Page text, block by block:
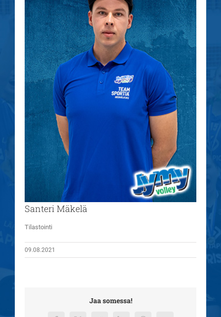
Santeri Mäkelä
Tilastointi
09.08.2021
Jaa somessa!